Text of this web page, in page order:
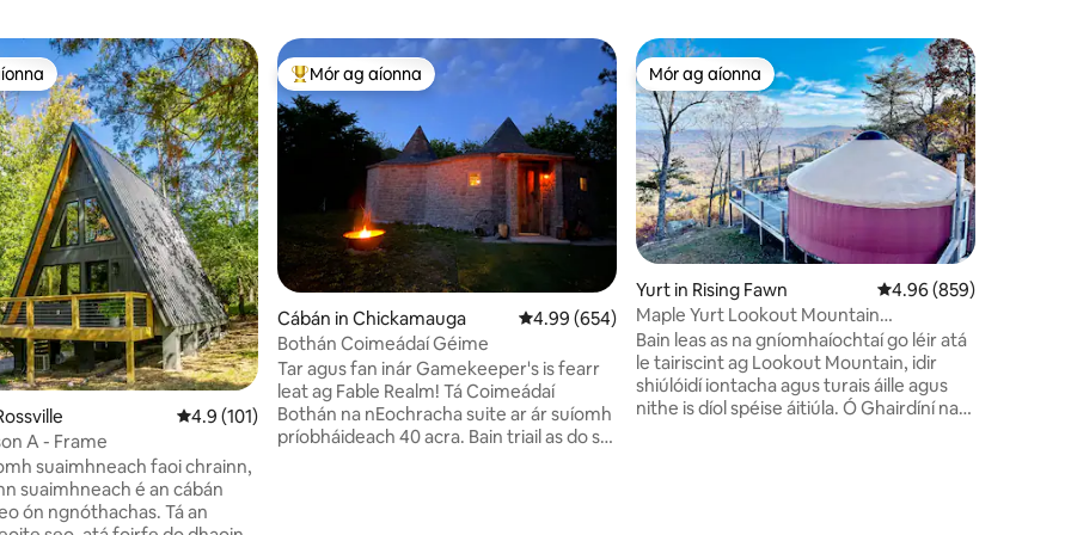
léirmheas
Meánrátáil 4.9 as 5, 101 léirmheas
4.9 (101)
A - Frame
suaimhneach faoi chrainn,
suaimhneach é an cábán
ón ngnóthachas. Tá an
An-mhór ag aíonna
Mór ag aíonna
Cábán in Chickamauga Meánrátáil 4.99 as 5, 654 léirmheas
4.99 (654)
Bothán Coimeádaí Géime
Tar agus fan inár Gamekeeper's is fearr
leat ag Fable Realm! Tá Coimeádaí
Bothán na nEochracha suite ar ár suíomh
príobháideach 40 acra. Bain triail as do scil
Mór ag aíonna
Mór ag aíonna
Yurt in Rising Fawn Meánrátáil 4.96 as 5,
4.96 (859)
Maple Yurt Lookout Mountain
Chattanooga Glamping
Bain leas as na gníomhaíochtaí go léir atá
le tairiscint ag Lookout Mountain, idir
shiúlóidí iontacha agus turais áille agus
nithe is díol spéise áitiúla. Ó Ghairdíní na